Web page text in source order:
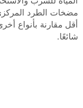
مضخات الطرد المركزي
أقل مقارنة بأنواع
شائعًا.